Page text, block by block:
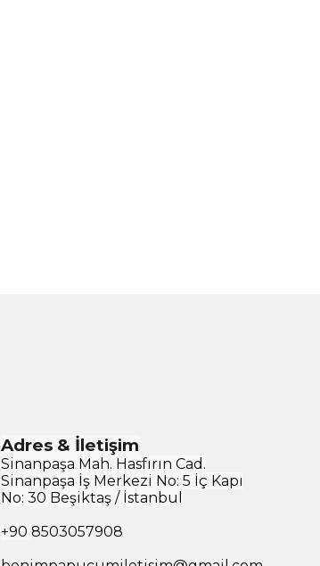
Adres & İletişim
Sinanpaşa Mah. Hasfırın Cad.
Sinanpaşa İş Merkezi No: 5 İç Kapı
No: 30 Beşiktaş / İstanbul
+90 8503057908